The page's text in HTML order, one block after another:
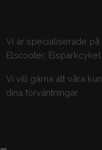
Vi är specialiserade
Elscooter,
Vi vill gärna att våra
dina förväntningar.